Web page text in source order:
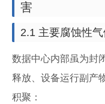
害
2.1 主要腐蚀性
数据中心内部虽为封
释放、设备运行副产
积聚：